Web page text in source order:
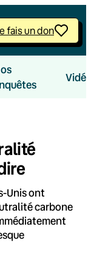
fais un don
Unis ont
carbone